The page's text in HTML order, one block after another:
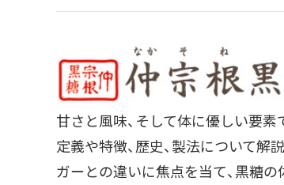
甘さと風味、そして体に優しい要素
定義や特徴、歴史、製法について解
ガーとの違いに焦点を当て、黒糖